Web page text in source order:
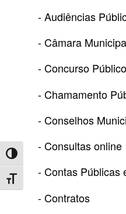
Toggle High Contrast
Toggle Font size
- Audiências
- Câmara
- Concurso Público
- Chamamento
- Conselhos
- Consultas online
- Contas Públicas
- Contratos